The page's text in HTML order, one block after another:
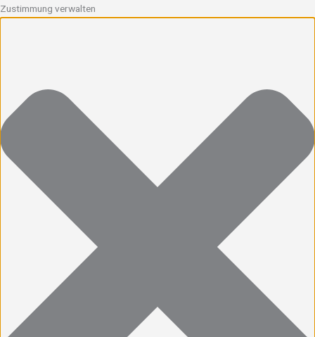
Zustimmung verwalten